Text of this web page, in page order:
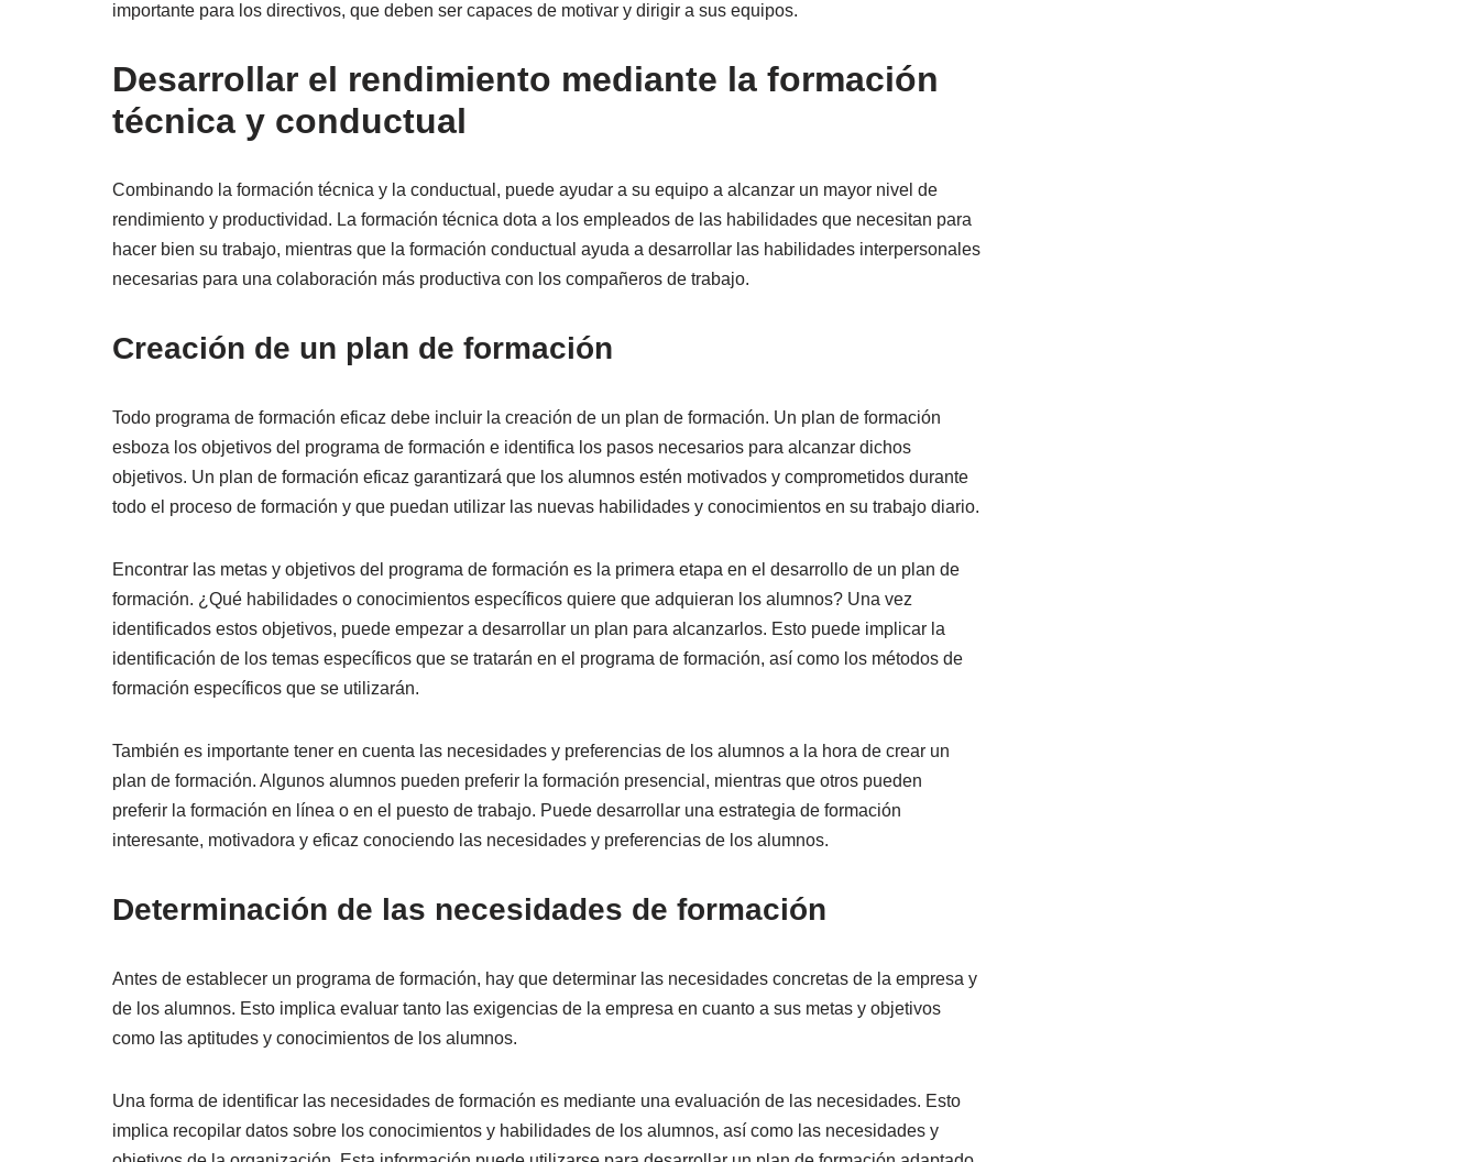
Cierre
Otras referencias:
importante para los directivos, que deben ser capaces de motivar y dirigir a sus equipos.
Desarrollar el rendimiento mediante la formación
técnica y conductual
Combinando la formación técnica y la conductual, puede ayudar a su equipo a alcanzar un mayor nivel de
rendimiento y productividad. La formación técnica dota a los empleados de las habilidades que necesitan para
hacer bien su trabajo, mientras que la formación conductual ayuda a desarrollar las habilidades interpersonales
necesarias para una colaboración más productiva con los compañeros de trabajo.
Creación de un plan de formación
Todo programa de formación eficaz debe incluir la creación de un plan de formación. Un plan de formación
esboza los objetivos del programa de formación e identifica los pasos necesarios para alcanzar dichos
objetivos. Un plan de formación eficaz garantizará que los alumnos estén motivados y comprometidos durante
todo el proceso de formación y que puedan utilizar las nuevas habilidades y conocimientos en su trabajo diario.
Encontrar las metas y objetivos del programa de formación es la primera etapa en el desarrollo de un plan de
formación. ¿Qué habilidades o conocimientos específicos quiere que adquieran los alumnos? Una vez
identificados estos objetivos, puede empezar a desarrollar un plan para alcanzarlos. Esto puede implicar la
identificación de los temas específicos que se tratarán en el programa de formación, así como los métodos de
formación específicos que se utilizarán.
También es importante tener en cuenta las necesidades y preferencias de los alumnos a la hora de crear un
plan de formación. Algunos alumnos pueden preferir la formación presencial, mientras que otros pueden
preferir la formación en línea o en el puesto de trabajo. Puede desarrollar una estrategia de formación
interesante, motivadora y eficaz conociendo las necesidades y preferencias de los alumnos.
Determinación de las necesidades de formación
Antes de establecer un programa de formación, hay que determinar las necesidades concretas de la empresa y
de los alumnos. Esto implica evaluar tanto las exigencias de la empresa en cuanto a sus metas y objetivos
como las aptitudes y conocimientos de los alumnos.
Una forma de identificar las necesidades de formación es mediante una evaluación de las necesidades. Esto
implica recopilar datos sobre los conocimientos y habilidades de los alumnos, así como las necesidades y